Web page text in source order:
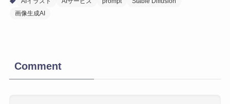
画像生成AI
Comment